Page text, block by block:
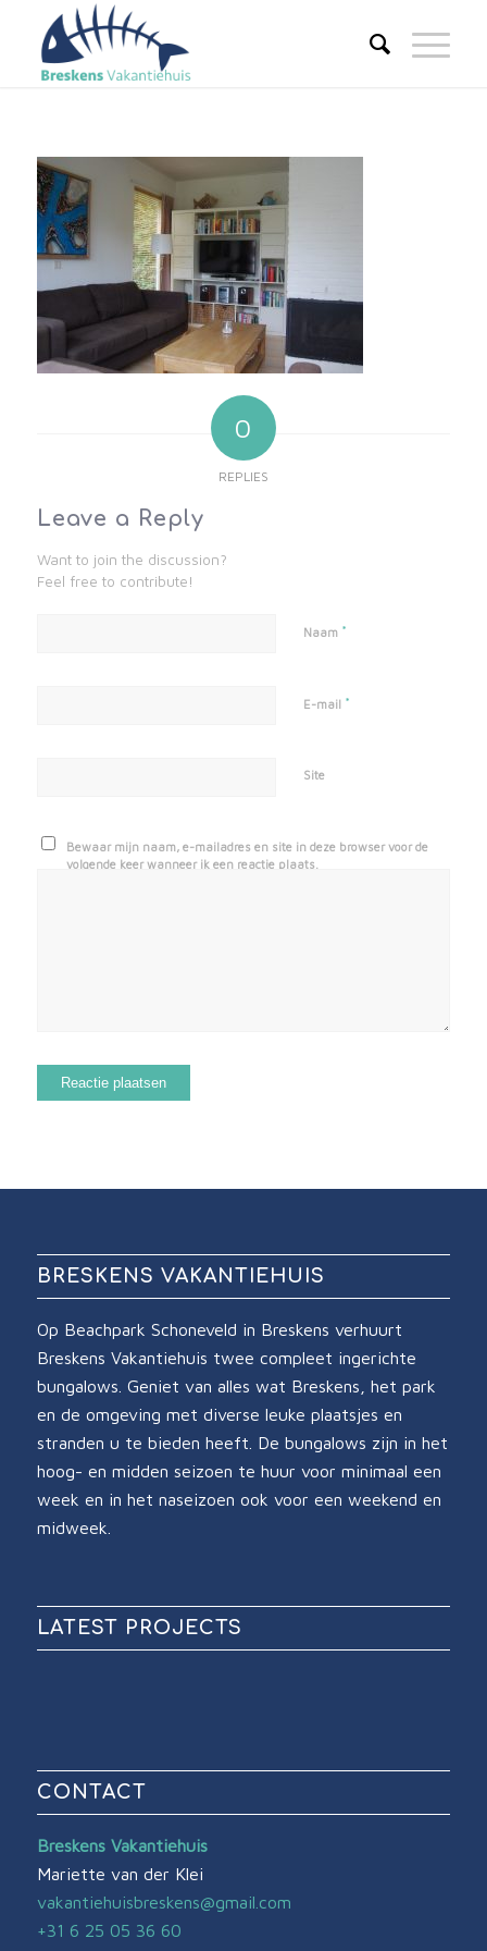
0
REPLIES
Leave a Reply
Want to join the discussion?
Feel free to contribute!
Naam *
E-mail *
Site
Bewaar mijn naam, e-mailadres en site in deze browser voor de
volgende keer wanneer ik een reactie plaats.
BRESKENS VAKANTIEHUIS
Op Beachpark Schoneveld in Breskens verhuurt
Breskens Vakantiehuis twee compleet ingerichte
bungalows. Geniet van alles wat Breskens, het park
en de omgeving met diverse leuke plaatsjes en
stranden u te bieden heeft. De bungalows zijn in het
hoog- en midden seizoen te huur voor minimaal een
week en in het naseizoen ook voor een weekend en
midweek.
LATEST PROJECTS
CONTACT
Breskens Vakantiehuis
Mariette van der Klei
vakantiehuisbreskens@gmail.com
+31 6 25 05 36 60